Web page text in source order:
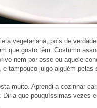
vegetariana, pois de
que gosto têm. Costumo
nem por esse ou aquele
tampouco julgo alguém pelas
muito. Aprendi a cozinhar
que pouquíssimas vezes